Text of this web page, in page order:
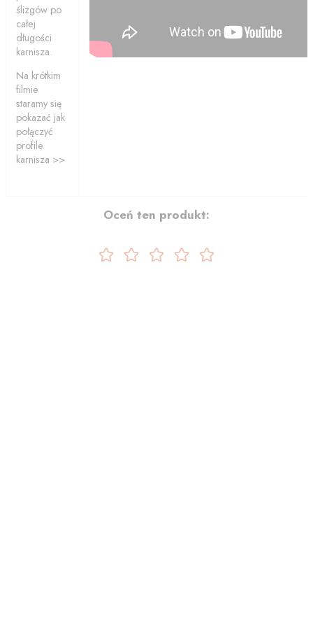
ślizgów po
całej
długości
karnisza.
Na krótkim
filmie
staramy się
pokazać jak
połączyć
profile
karnisza >>
Oceń ten produkt: